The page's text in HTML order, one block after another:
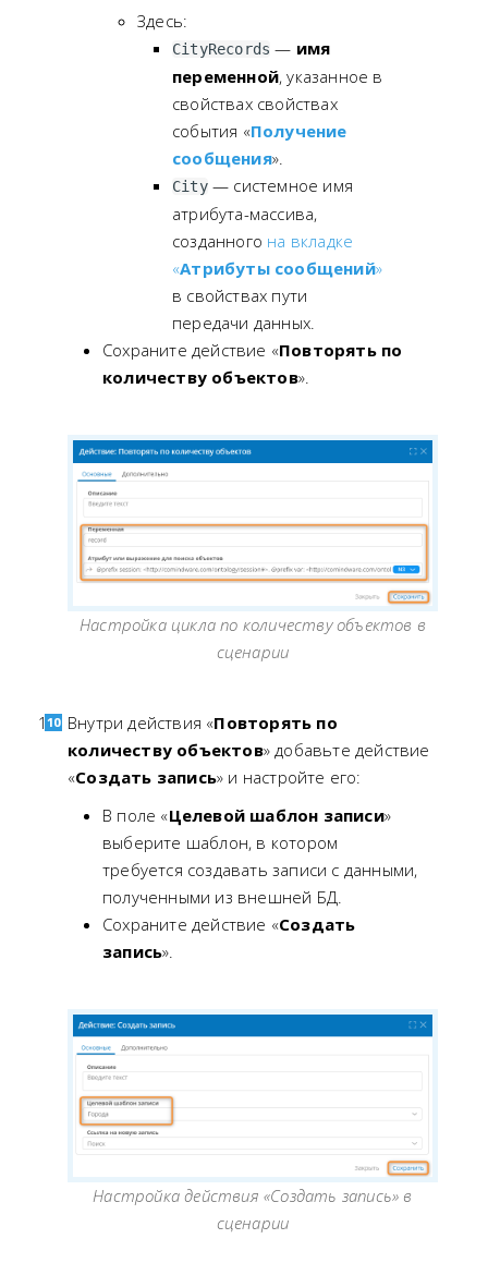
Здесь:
CityRecords — имя
переменной, указанное в
свойствах свойствах
события «Получение
сообщения».
City— системное имя
атрибута-массива,
созданного на вкладке
«Атрибуты сообщений»
в свойствах пути
передачи данных.
Сохраните действие «Повторять по
количеству объектов».
Настройка цикла по количеству объектов в
сценарии
Внутри действия «Повторять по
количеству объектов» добавьте действие
«Создать запись» и настройте его:
В поле «Целевой шаблон записи»
выберите шаблон, в котором
требуется создавать записи с данными,
полученными из внешней БД.
Сохраните действие «Создать
запись».
Настройка действия «Создать запись» в
сценарии